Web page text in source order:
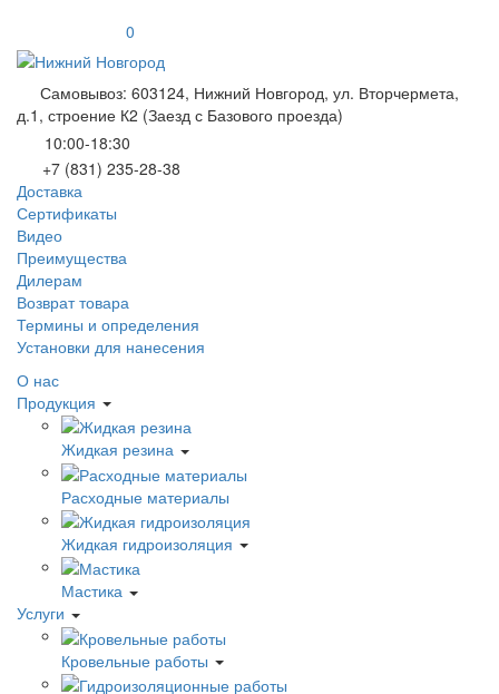
0
Самовывоз: 603124, Нижний Новгород, ул. Вторчермета,
д.1, строение К2 (Заезд с Базового проезда)
10:00-18:30
+7 (831) 235-28-38
Доставка
Сертификаты
Видео
Преимущества
Дилерам
Возврат товара
Термины и определения
Установки для нанесения
О нас
Продукция
Жидкая резина
Расходные материалы
Жидкая гидроизоляция
Мастика
Услуги
Кровельные работы